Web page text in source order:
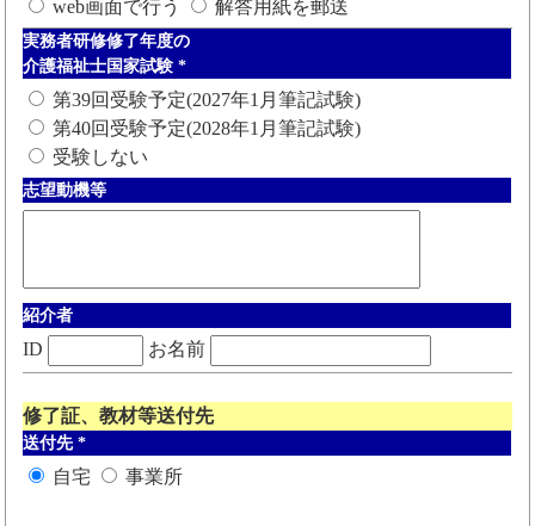
web画面で行う 解答用紙を郵送
実務者研修修了年度の
介護福祉士国家試験 *
第39回受験予定(2027年1月筆記試験)
第40回受験予定(2028年1月筆記試験)
受験しない
志望動機等
紹介者
ID お名前
修了証、教材等送付先
送付先 *
自宅 事業所